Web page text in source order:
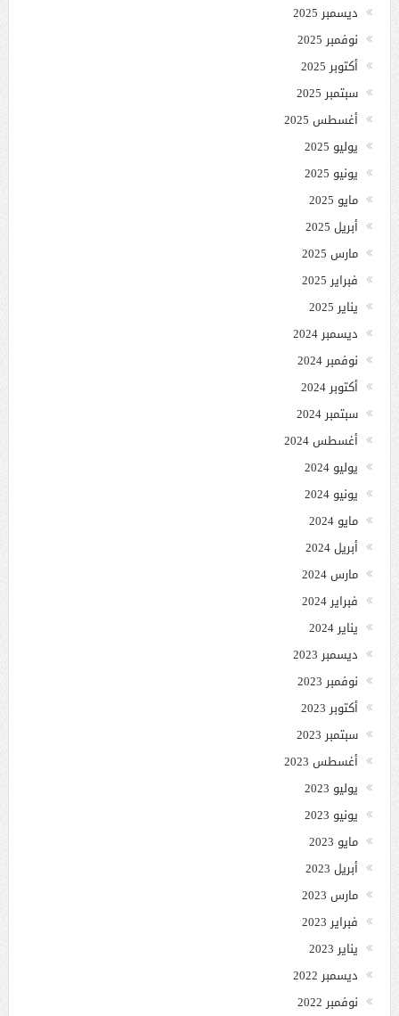
ديسمبر 2025
نوفمبر 2025
أكتوبر 2025
سبتمبر 2025
أغسطس 2025
يوليو 2025
يونيو 2025
مايو 2025
أبريل 2025
مارس 2025
فبراير 2025
يناير 2025
ديسمبر 2024
نوفمبر 2024
أكتوبر 2024
سبتمبر 2024
أغسطس 2024
يوليو 2024
يونيو 2024
مايو 2024
أبريل 2024
مارس 2024
فبراير 2024
يناير 2024
ديسمبر 2023
نوفمبر 2023
أكتوبر 2023
سبتمبر 2023
أغسطس 2023
يوليو 2023
يونيو 2023
مايو 2023
أبريل 2023
مارس 2023
فبراير 2023
يناير 2023
ديسمبر 2022
نوفمبر 2022